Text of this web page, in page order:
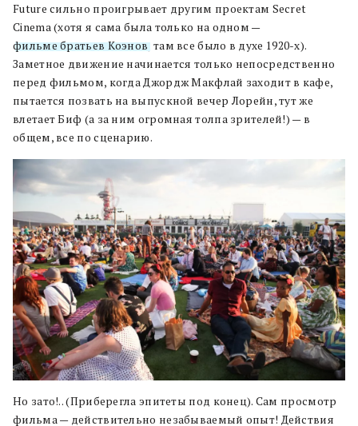
Future сильно проигрывает другим проектам Secret
Cinema (хотя я сама была только на одном —
фильме братьев Коэнов, там все было в духе 1920-х).
Заметное движение начинается только непосредственно
перед фильмом, когда Джордж Макфлай заходит в кафе,
пытается позвать на выпускной вечер Лорейн, тут же
влетает Биф (а за ним огромная толпа зрителей!) — в
общем, все по сценарию.
Но зато!.. (Приберегла эпитеты под конец). Сам просмотр
фильма — действительно незабываемый опыт! Действия